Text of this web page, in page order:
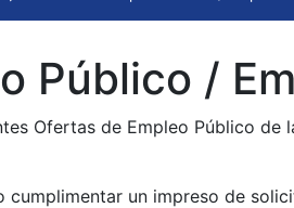
Público /
Ofertas de Empleo Público de
un impreso de